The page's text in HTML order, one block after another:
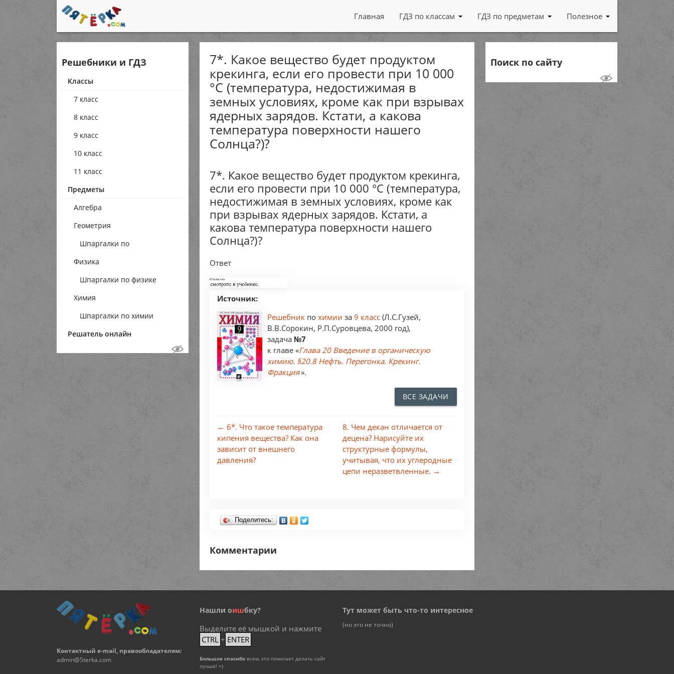
Главная ГДЗ по классам ГДЗ по предметам Полезное
Решебники и ГДЗ
Классы
7 класс
8 класс
9 класс
10 класс
11 класс
Предметы
Алгебра
Геометрия
Шпаргалки по
геометрии
Физика
Шпаргалки по физике
Химия
Шпаргалки по химии
Решатель онлайн
7*. Какое вещество будет продуктом
крекинга, если его провести при 10 000
°С (температура, недостижимая в
земных условиях, кроме как при взрывах
ядерных зарядов. Кстати, а какова
температура поверхности нашего
Солнца?)?
7*. Какое вещество будет продуктом крекинга,
если его провести при 10 000 °С (температура,
недостижимая в земных условиях, кроме как
при взрывах ядерных зарядов. Кстати, а
какова температура поверхности нашего
Солнца?)?
Ответ
Источник:
Решебник похимииза9 класс (Л.С.Гузей,
В.В.Сорокин, Р.П.Суровцева, 2000 год),
задача №7
к главе «Глава 20 Введение в органическую
химию. §20.8 Нефть. Перегонка. Крекинг.
Фракция».
ВСЕ ЗАДАЧИ
← 6*. Что такое температура
кипения вещества? Как она
зависит от внешнего
давления?
8. Чем декан отличается от
децена? Нарисуйте их
структурные формулы,
учитывая, что их углеродные
цепи неразветвленные. →
Поделитесь:
Комментарии
Поиск по сайту
Контактный e-mail, правообладателям:
admin@5terka.com
Нашли оишбку?
Выделите её мышкой и нажмите
CTRL + ENTER
Большое спасибо всем, кто помогает делать сайт
лучше! =)
Тут может быть что-то интересное
(но это не точно)